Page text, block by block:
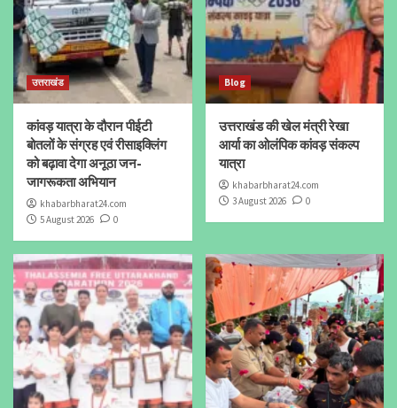
उत्तराखंड
कांवड़ यात्रा के दौरान पीईटी
बोतलों के संग्रह एवं रीसाइक्लिंग
को बढ़ावा देगा अनूठा जन-
जागरूकता अभियान
khabarbharat24.com
5 August 2026
0
Blog
उत्तराखंड की खेल मंत्री रेखा
आर्या का ओलंपिक कांवड़ संकल्प
यात्रा
khabarbharat24.com
3 August 2026
0